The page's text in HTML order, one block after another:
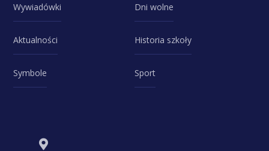
Wywiadówki Dni wolne
Aktualności Historia szkoły
Symbole Sport